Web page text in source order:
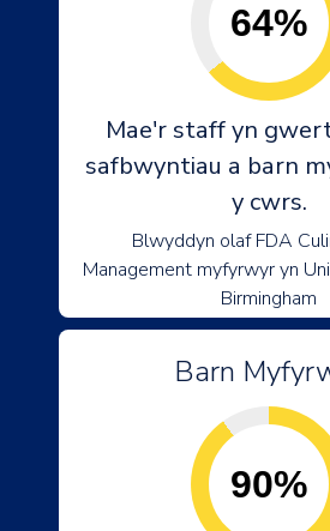
64%
Mae'r staff yn
safbwyntiau a barn
y cwrs.
Blwyddyn olaf FDA
Management myfyrwyr yn
Birmingham
Barn
90%